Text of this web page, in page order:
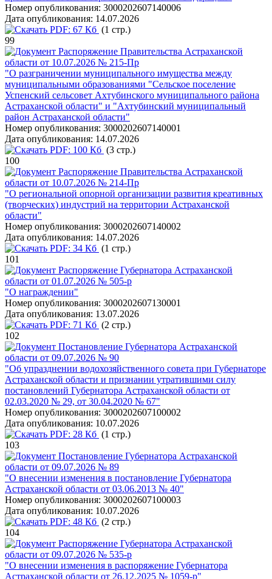
Номер опубликования: 3000202607140006
Дата опубликования: 14.07.2026
PDF: 67 Кб (1 стр.)
99
Распоряжение Правительства Астраханской
области от 10.07.2026 № 215-Пр
"О разграничении муниципального имущества между
муниципальными образованиями "Сельское поселение
Успенский сельсовет Ахтубинского муниципального района
Астраханской области" и "Ахтубинский муниципальный
район Астраханской области"
Номер опубликования: 3000202607140001
Дата опубликования: 14.07.2026
PDF: 100 Кб (3 стр.)
100
Распоряжение Правительства Астраханской
области от 10.07.2026 № 214-Пр
"О региональной опорной организации развития креативных
(творческих) индустрий на территории Астраханской
области"
Номер опубликования: 3000202607140002
Дата опубликования: 14.07.2026
PDF: 34 Кб (1 стр.)
101
Распоряжение Губернатора Астраханской
области от 01.07.2026 № 505-р
"О награждении"
Номер опубликования: 3000202607130001
Дата опубликования: 13.07.2026
PDF: 71 Кб (2 стр.)
102
Постановление Губернатора Астраханской
области от 09.07.2026 № 90
"Об упразднении водохозяйственного совета при Губернаторе
Астраханской области и признании утратившими силу
постановлений Губернатора Астраханской области от
02.03.2020 № 29, от 30.04.2020 № 67"
Номер опубликования: 3000202607100002
Дата опубликования: 10.07.2026
PDF: 28 Кб (1 стр.)
103
Постановление Губернатора Астраханской
области от 09.07.2026 № 89
"О внесении изменения в постановление Губернатора
Астраханской области от 03.06.2013 № 40"
Номер опубликования: 3000202607100003
Дата опубликования: 10.07.2026
PDF: 48 Кб (2 стр.)
104
Распоряжение Губернатора Астраханской
области от 09.07.2026 № 535-р
"О внесении изменения в распоряжение Губернатора
Астраханской области от 26.12.2025 № 1059-р"